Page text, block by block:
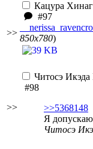
>>
Кацура
#97
850x780)
>>
Читосэ Икэда
#98
>>5368148
Я
Читосэ